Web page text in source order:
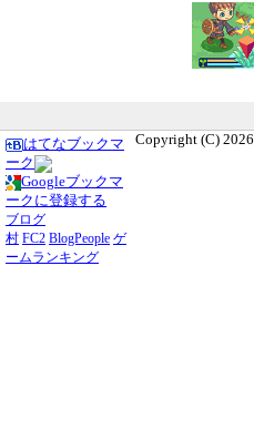
はてなブックマ
ーク
Googleブックマ
ークに登録する
ブログ
村 FC2 BlogPeople ゲ
ームランキング
Copyright (C) 2026